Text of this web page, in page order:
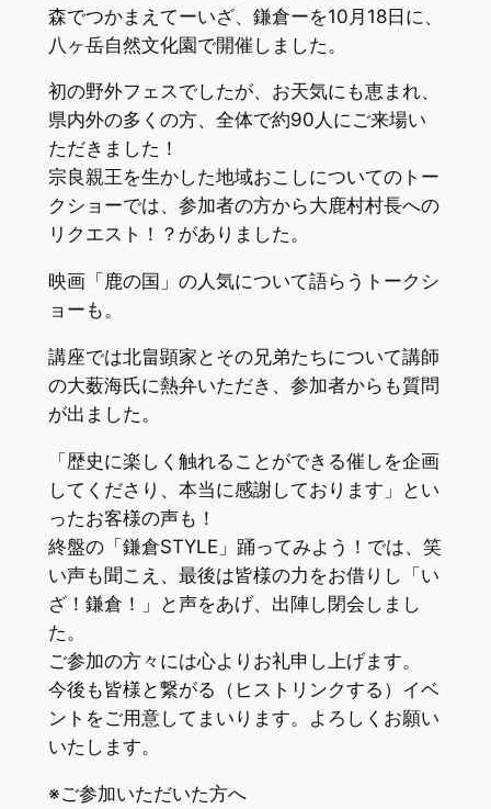
森でつかまえてーいざ、鎌倉ーを10月18日に、
八ヶ岳自然文化園で開催しました。
初の野外フェスでしたが、お天気にも恵まれ、
県内外の多くの方、全体で約90人にご来場い
ただきました！
宗良親王を生かした地域おこしについてのトー
クショーでは、参加者の方から大鹿村村長への
リクエスト！？がありました。
映画「鹿の国」の人気について語らうトークシ
ョーも。
講座では北畠顕家とその兄弟たちについて講師
の大薮海氏に熱弁いただき、参加者からも質問
が出ました。
「歴史に楽しく触れることができる催しを企画
してくださり、本当に感謝しております」とい
ったお客様の声も！
終盤の「鎌倉STYLE」踊ってみよう！では、笑
い声も聞こえ、最後は皆様の力をお借りし「い
ざ！鎌倉！」と声をあげ、出陣し閉会しまし
た。
ご参加の方々には心よりお礼申し上げます。
今後も皆様と繋がる（ヒストリンクする）イベ
ントをご用意してまいります。よろしくお願い
いたします。
※ご参加いただいた方へ